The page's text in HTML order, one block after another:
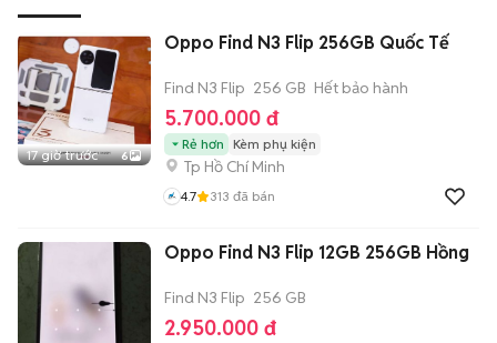
17 giờ trước 6
Oppo Find N3 Flip 256GB Quốc Tế
Find N3 Flip 256 GB Hết bảo hành
5.700.000 đ
Rẻ hơn Kèm phụ kiện
Tp Hồ Chí Minh
4.7 313 đã bán
Oppo Find N3 Flip 12GB 256GB Hồng
Find N3 Flip 256 GB
2.950.000 đ